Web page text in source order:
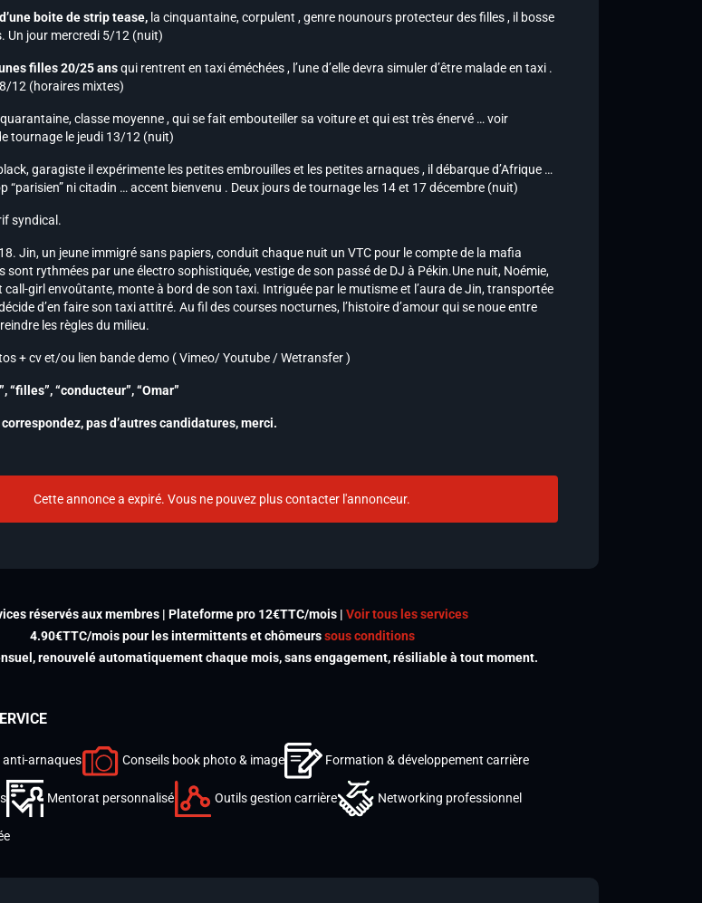
boite de strip tease, la cinquantaine, corpulent , genre nounours protecteur des filles , il bosse
Un jour mercredi 5/12 (nuit)
filles 20/25 ansqui rentrent en taxi éméchées , l’une d’elle devra simuler d’être malade en taxi .
12 (horaires mixtes)
classe moyenne , qui se fait embouteiller sa voiture et qui est très énervé … voir
tournage le jeudi 13/12 (nuit)
garagiste il expérimente les petites embrouilles et les petites arnaques , il débarque d’Afrique …
“parisien” ni citadin … accent bienvenu . Deux jours de tournage les 14 et 17 décembre (nuit)
syndical.
Jin, un jeune immigré sans papiers, conduit chaque nuit un VTC pour le compte de la mafia
sont rythmées par une électro sophistiquée, vestige de son passé de DJ à Pékin.Une nuit, Noémie,
call-girl envoûtante, monte à bord de son taxi. Intriguée par le mutisme et l’aura de Jin, transportée
d’en faire son taxi attitré. Au fil des courses nocturnes, l’histoire d’amour qui se noue entre
les règles du milieu.
+ cv et/ou lien bande demo ( Vimeo/ Youtube / Wetransfer )
“filles”, “conducteur”, “Omar”
pas d’autres candidatures, merci.
Cette annonce a expiré. Vous ne pouvez plus contacter l'annonceur.
réservés aux membres | Plateforme pro 12€TTC/mois | Voir tous les services
4.90€TTC/mois pour les intermittents et chômeurssous conditions
renouvelé automatiquement chaque mois, sans engagement, résiliable à tout moment.
anti-arnaques Conseils book photo & image Formation & développement carrière
Mentorat personnalisé Outils gestion carrière Networking professionnel